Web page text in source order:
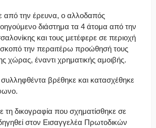
την έρευνα, ο αλλοδαπός
διάστημα τα 4 άτομα από την
και τους μετέφερε σε περιοχή
την περαιτέρω προώθησή τους
χώρας, έναντι χρηματικής αμοιβής.
βρέθηκε και κατασχέθηκε
τη δικογραφία που σχηματίσθηκε σε
στον Εισαγγελέα Πρωτοδικών